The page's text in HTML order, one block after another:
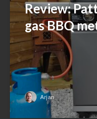
Review:
gas BBQ
Arjan